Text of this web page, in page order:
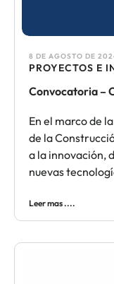
8 DE AGOSTO DE
PROYECTOS E
Convocatoria –
En el marco de
de la
a la innovación,
nuevas
Leer mas ....